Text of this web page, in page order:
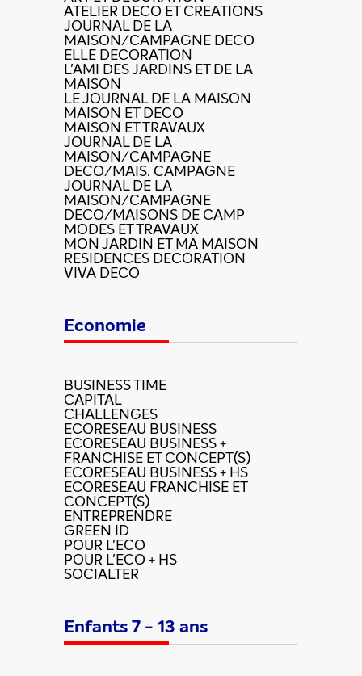
ATELIER DECO ET CREATIONS
JOURNAL DE LA
MAISON/CAMPAGNE DECO
ELLE DECORATION
L'AMI DES JARDINS ET DE LA
MAISON
LE JOURNAL DE LA MAISON
MAISON ET DECO
MAISON ET TRAVAUX
JOURNAL DE LA
MAISON/CAMPAGNE
DECO/MAIS. CAMPAGNE
JOURNAL DE LA
MAISON/CAMPAGNE
DECO/MAISONS DE CAMP
MODES ET TRAVAUX
MON JARDIN ET MA MAISON
RESIDENCES DECORATION
VIVA DECO
Economie
BUSINESS TIME
CAPITAL
CHALLENGES
ECORESEAU BUSINESS
ECORESEAU BUSINESS +
FRANCHISE ET CONCEPT(S)
ECORESEAU BUSINESS + HS
ECORESEAU FRANCHISE ET
CONCEPT(S)
ENTREPRENDRE
GREEN ID
POUR L'ECO
POUR L'ECO + HS
SOCIALTER
Enfants 7 - 13 ans